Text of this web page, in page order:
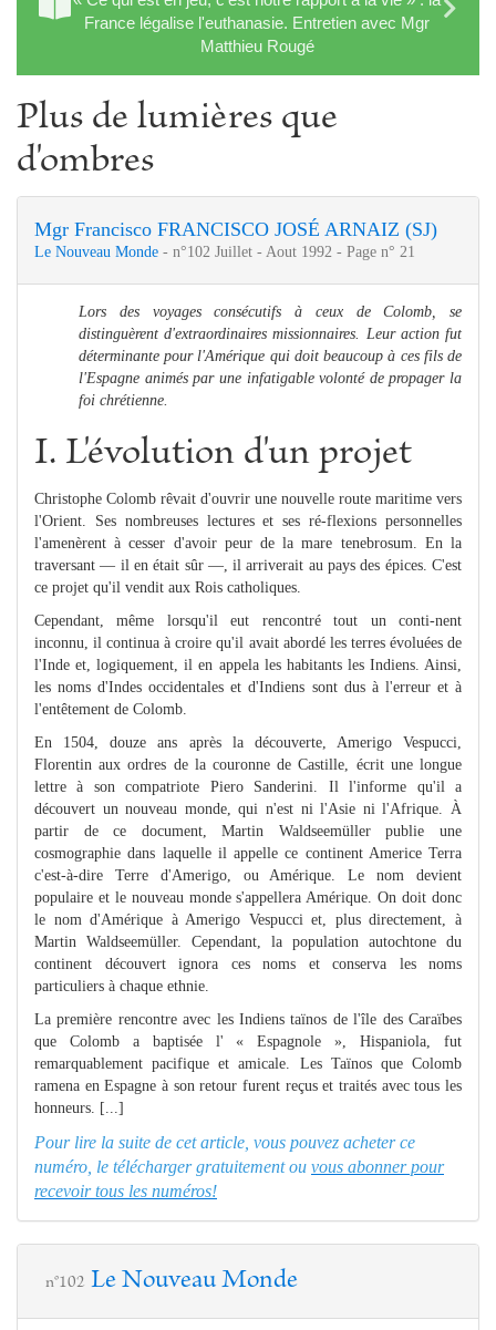
France légalise l'euthanasie. Entretien avec Mgr
Matthieu Rougé
Plus de lumières que
d'ombres
Mgr Francisco FRANCISCO JOSÉ ARNAIZ (SJ)
Le Nouveau Monde - n°102 Juillet - Aout 1992 - Page n° 21
Lors des voyages consécutifs à ceux de Colomb, se
distinguèrent d'extraordinaires missionnaires. Leur action fut
déterminante pour l'Amérique qui doit beaucoup à ces fils de
l'Espagne animés par une infatigable volonté de propager la
foi chrétienne.
I. L'évolution d'un projet
Christophe Colomb rêvait d'ouvrir une nouvelle route maritime vers
l'Orient. Ses nombreuses lectures et ses ré-flexions personnelles
l'amenèrent à cesser d'avoir peur de la mare tenebrosum. En la
traversant — il en était sûr —, il arriverait au pays des épices. C'est
ce projet qu'il vendit aux Rois catholiques.
Cependant, même lorsqu'il eut rencontré tout un conti-nent
inconnu, il continua à croire qu'il avait abordé les terres évoluées de
l'Inde et, logiquement, il en appela les habitants les Indiens. Ainsi,
les noms d'Indes occidentales et d'Indiens sont dus à l'erreur et à
l'entêtement de Colomb.
En 1504, douze ans après la découverte, Amerigo Vespucci,
Florentin aux ordres de la couronne de Castille, écrit une longue
lettre à son compatriote Piero Sanderini. Il l'informe qu'il a
découvert un nouveau monde, qui n'est ni l'Asie ni l'Afrique. À
partir de ce document, Martin Waldseemüller publie une
cosmographie dans laquelle il appelle ce continent Americe Terra
c'est-à-dire Terre d'Amerigo, ou Amérique. Le nom devient
populaire et le nouveau monde s'appellera Amérique. On doit donc
le nom d'Amérique à Amerigo Vespucci et, plus directement, à
Martin Waldseemüller. Cependant, la population autochtone du
continent découvert ignora ces noms et conserva les noms
particuliers à chaque ethnie.
La première rencontre avec les Indiens taïnos de l'île des Caraïbes
que Colomb a baptisée l' « Espagnole », Hispaniola, fut
remarquablement pacifique et amicale. Les Taïnos que Colomb
ramena en Espagne à son retour furent reçus et traités avec tous les
honneurs. [...]
Pour lire la suite de cet article, vous pouvez acheter ce
numéro, le télécharger gratuitement ou vous abonner pour
recevoir tous les numéros!
n°102 Le Nouveau Monde